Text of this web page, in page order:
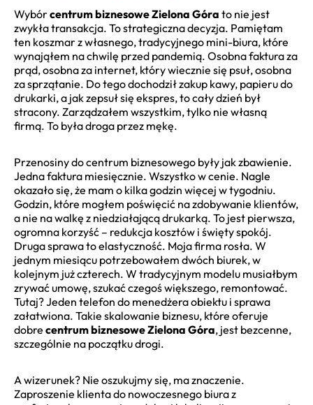
Wybórcentrum biznesowe Zielona Góra to nie jest
zwykła transakcja. To strategiczna decyzja. Pamiętam
ten koszmar z własnego, tradycyjnego mini-biura, które
wynająłem na chwilę przed pandemią. Osobna faktura za
prąd, osobna za internet, który wiecznie się psuł, osobna
za sprzątanie. Do tego dochodził zakup kawy, papieru do
drukarki, a jak zepsuł się ekspres, to cały dzień był
stracony. Zarządzałem wszystkim, tylko nie własną
firmą. To była droga przez mękę.
Przenosiny do centrum biznesowego były jak zbawienie.
Jedna faktura miesięcznie. Wszystko w cenie. Nagle
okazało się, że mam o kilka godzin więcej w tygodniu.
Godzin, które mogłem poświęcić na zdobywanie klientów,
a nie na walkę z niedziałającą drukarką. To jest pierwsza,
ogromna korzyść – redukcja kosztów i święty spokój.
Druga sprawa to elastyczność. Moja firma rosła. W
jednym miesiącu potrzebowałem dwóch biurek, w
kolejnym już czterech. W tradycyjnym modelu musiałbym
zrywać umowę, szukać czegoś większego, remontować.
Tutaj? Jeden telefon do menedżera obiektu i sprawa
załatwiona. Takie skalowanie biznesu, które oferuje
dobre centrum biznesowe Zielona Góra, jest bezcenne,
szczególnie na początku drogi.
A wizerunek? Nie oszukujmy się, ma znaczenie.
Zaproszenie klienta do nowoczesnego biura z